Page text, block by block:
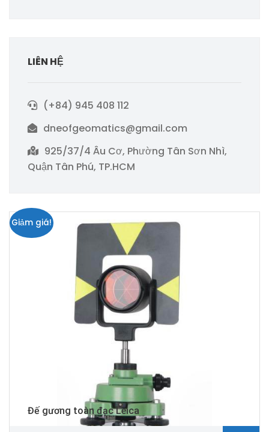
LIÊN HỆ
(+84) 945 408 112
dneofgeomatics@gmail.com
925/37/4 Âu Cơ, Phường Tân Sơn Nhì,
Quận Tân Phú, TP.HCM
Giảm giá!
Đế gương toàn đạc Leica